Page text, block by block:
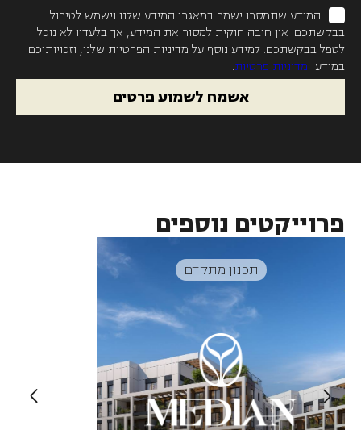
המידע שתמסרו ישמר במאגרי המידע שלנו וישמש לטיפול
בבקשתכם. אין חובה חוקית למסור את המידע, אך בלעדיו לא נוכל
לטפל בבקשתכם. למידע נוסף על מדיניות הפרטיות שלנו, וזכויותיכם
במידע: מדיניות פרטיות.
אשמח לשמוע פרטים
פרוייקטים נוספים
תכנון מתקדם